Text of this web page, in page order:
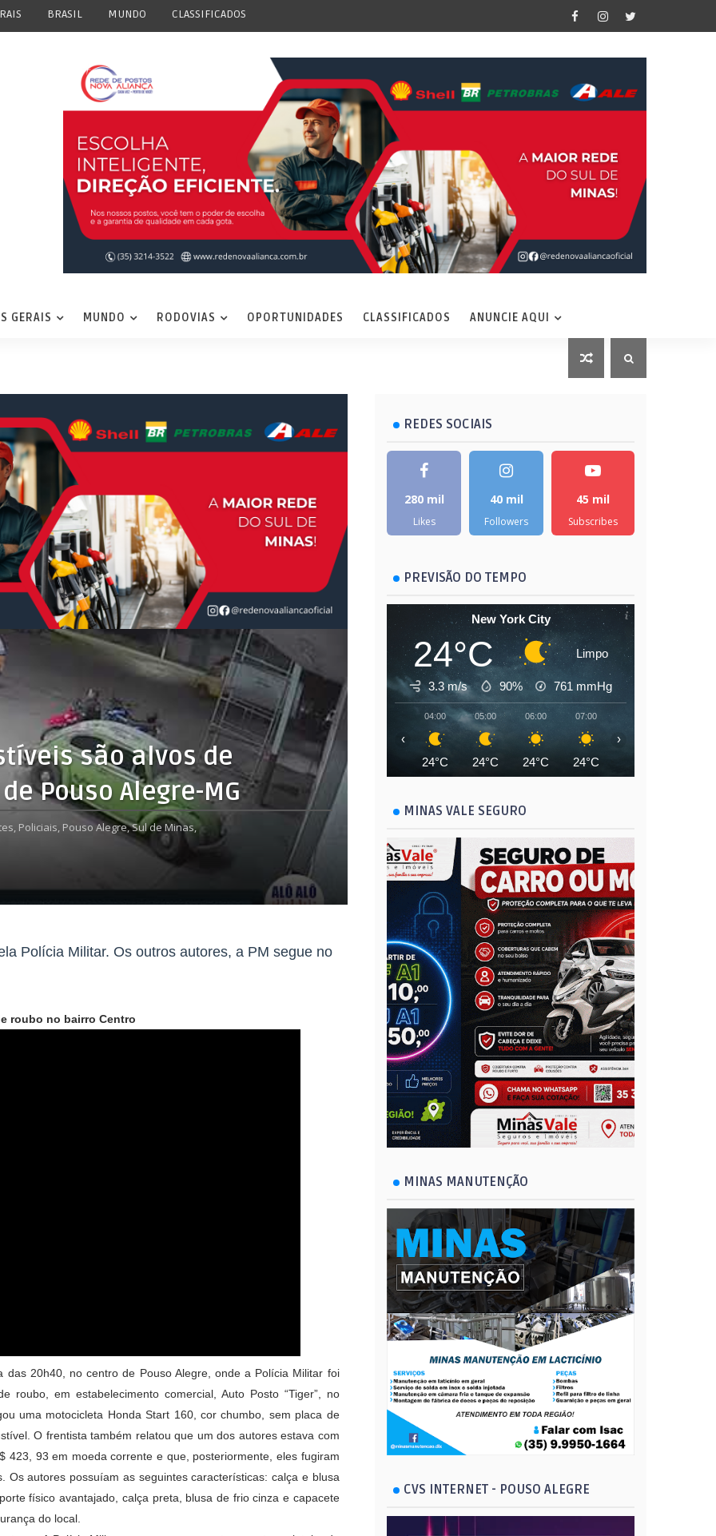
BRASIL MUNDO CLASSIFICADOS
GERAIS MUNDO RODOVIAS OPORTUNIDADES CLASSIFICADOS ANUNCIE AQUI
são alvos de
Pouso Alegre-MG
Policiais, Pouso Alegre,Sul de Minas,
Polícia Militar. Os outros autores, a PM segue no
roubo no bairro Centro
20h40, no centro de Pouso Alegre, onde a Polícia Militar foi
roubo, em estabelecimento comercial, Auto Posto “Tiger”, no
uma motocicleta Honda Start 160, cor chumbo, sem placa de
O frentista também relatou que um dos autores estava com
423, 93 em moeda corrente e que, posteriormente, eles fugiram
Os autores possuíam as seguintes características: calça e blusa
físico avantajado, calça preta, blusa de frio cinza e capacete
do local.
REDES SOCIAIS
280 mil
Likes
40 mil
Followers
45 mil
Subscribes
PREVISÃO DO TEMPO
New York City
24°C Limpo
3.3 m/s 90% 761 mmHg
04:00
24°C
05:00
24°C
06:00
24°C
07:00
24°C
‹ ›
MINAS VALE SEGURO
MINAS MANUTENÇÃO
CVS INTERNET - POUSO ALEGRE